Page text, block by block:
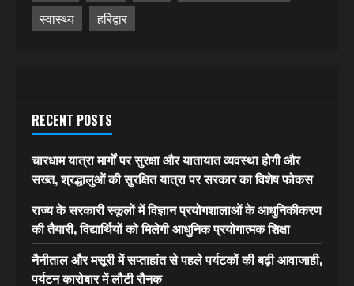
स्वास्थ्य
हरिद्वार
RECENT POSTS
चारधाम यात्रा मार्गों पर सुरक्षा और यातायात व्यवस्था होगी और
सख्त, श्रद्धालुओं की सुरक्षित यात्रा पर सरकार का विशेष फोकस
राज्य के सरकारी स्कूलों में विज्ञान प्रयोगशालाओं के आधुनिकीकरण
की तैयारी, विद्यार्थियों को मिलेगी आधुनिक प्रयोगात्मक शिक्षा
नैनीताल और मसूरी में सप्ताहांत से पहले पर्यटकों की बढ़ी आवाजाही,
पर्यटन कारोबार में लौटी रौनक